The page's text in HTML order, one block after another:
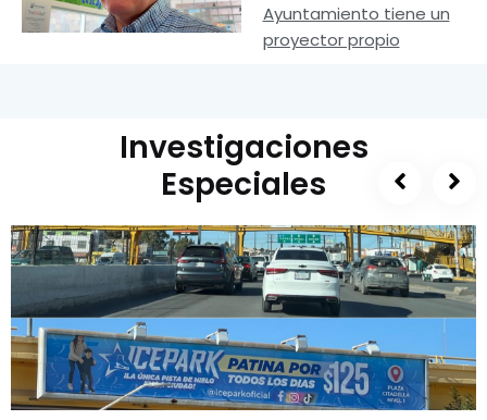
Ayuntamiento tiene un
proyector propio
Investigaciones
Especiales